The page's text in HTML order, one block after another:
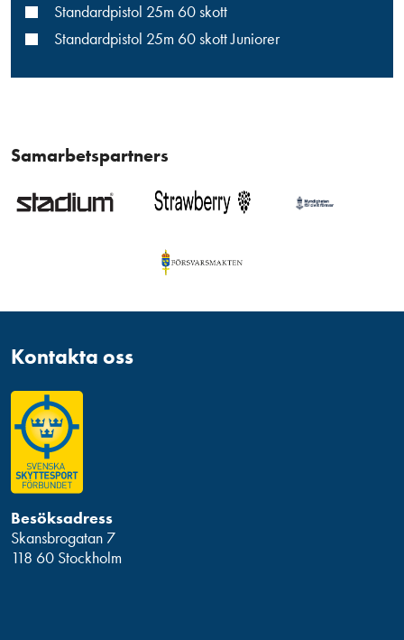
Standardpistol 25m 60 skott
Standardpistol 25m 60 skott Juniorer
Samarbetspartners
Kontakta oss
Besöksadress
Skansbrogatan 7
118 60 Stockholm